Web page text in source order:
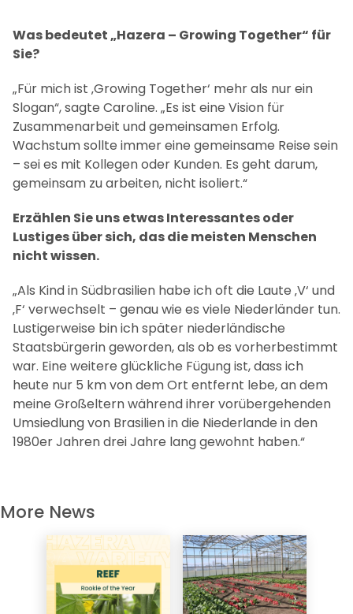
Was bedeutet „Hazera – Growing Together“ für
Sie?
„Für mich ist ‚Growing Together‘ mehr als nur ein
Slogan“, sagte Caroline. „Es ist eine Vision für
Zusammenarbeit und gemeinsamen Erfolg.
– sei es mit Kollegen oder Kunden. Es geht darum,
gemeinsam zu arbeiten, nicht isoliert.“
Erzählen Sie uns etwas Interessantes oder
Lustiges über sich, das die meisten Menschen
nicht wissen.
„Als Kind in Südbrasilien habe ich oft die Laute ‚V‘ und
‚F‘ verwechselt – genau wie es viele Niederländer tun.
heute nur 5 km von dem Ort entfernt lebe, an dem
meine Großeltern während ihrer vorübergehenden
Umsiedlung von Brasilien in die Niederlande in den
1980er Jahren drei Jahre lang gewohnt haben.“